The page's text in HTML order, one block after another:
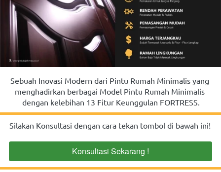
Sebuah Inovasi Modern dari Pintu Rumah Minimalis yang
menghadirkan berbagai Model Pintu Rumah Minimalis
dengan kelebihan 13 Fitur Keunggulan FORTRESS.
Silakan Konsultasi dengan cara tekan tombol di bawah ini!
`Konsultasi Sekarang !